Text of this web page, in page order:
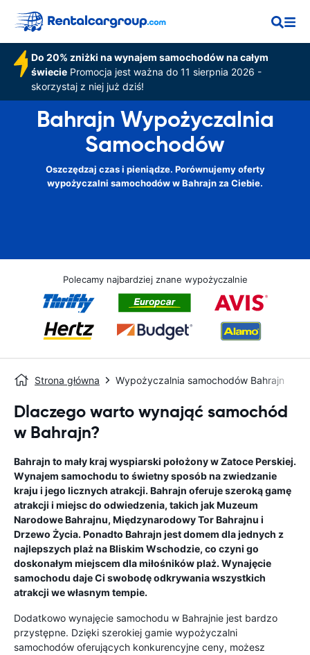
Do 20% zniżki na wynajem samochodów na całym
świeciePromocja jest ważna do 11 sierpnia 2026 -
skorzystaj z niej już dziś!
Bahrajn Wypożyczalnia
Samochodów
Oszczędzaj czas i pieniądze. Porównujemy oferty
wypożyczalni samochodów w Bahrajn za Ciebie.
Polecamy najbardziej znane wypożyczalnie
Strona główna Wypożyczalnia samochodów Bahrajn
Dlaczego warto wynająć samochód
w Bahrajn?
Bahrajn to mały kraj wyspiarski położony w Zatoce Perskiej.
Wynajem samochodu to świetny sposób na zwiedzanie
kraju i jego licznych atrakcji. Bahrajn oferuje szeroką gamę
atrakcji i miejsc do odwiedzenia, takich jak Muzeum
Narodowe Bahrajnu, Międzynarodowy Tor Bahrajnu i
Drzewo Życia. Ponadto Bahrajn jest domem dla jednych z
najlepszych plaż na Bliskim Wschodzie, co czyni go
doskonałym miejscem dla miłośników plaż. Wynajęcie
samochodu daje Ci swobodę odkrywania wszystkich
atrakcji we własnym tempie.
Dodatkowo wynajęcie samochodu w Bahrajnie jest bardzo
przystępne. Dzięki szerokiej gamie wypożyczalni
samochodów oferujących konkurencyjne ceny, możesz